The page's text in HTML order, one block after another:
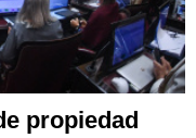
propiedad